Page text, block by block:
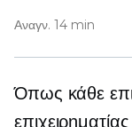
Αναγν. 14 min
Όπως κάθε